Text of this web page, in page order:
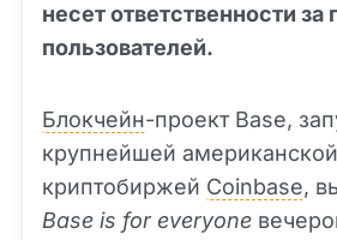
несет ответственности за
пользователей.
Блокчейн-проект Base,
крупнейшей американской
криптобиржей Coinbase,
Base is for everyone